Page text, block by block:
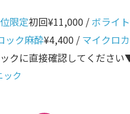
限定初回¥11,000 / ボライト
ック麻酔¥4,400 / マイクロ
クに直接確認してくださ
ック